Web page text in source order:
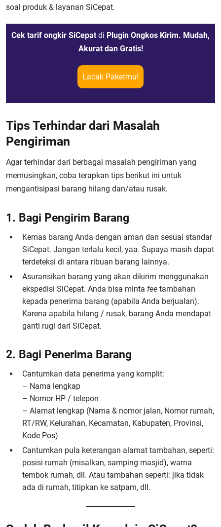
soal produk & layanan SiCepat.
Cek tarif ongkir SiCepat di Plugin Ongkos Kirim. Mudah,
Akurat dan Gratis!
Lacak Paketmu!
Tips Terhindar dari Masalah
Pengiriman
Agar terhindar dari berbagai masalah pengiriman yang
memusingkan, coba terapkan tips berikut ini untuk
mengantisipasi barang hilang dan/atau rusak.
1. Bagi Pengirim Barang
Kemas barang Anda dengan aman dan sesuai standar
SiCepat. Jangan terlalu kecil, yaa. Supaya masih dapat
terdeteksi di antara ribuan barang lainnya.
Asuransikan barang yang akan dikirim menggunakan
ekspedisi SiCepat. Anda bisa minta fee tambahan
kepada penerima barang (apabila Anda berjualan).
Karena apabila hilang / rusak, barang Anda mendapat
ganti rugi dari SiCepat.
2. Bagi Penerima Barang
Cantumkan data penerima yang komplit:
– Nama lengkap
– Nomor HP / telepon
– Alamat lengkap (Nama & nomor jalan, Nomor rumah,
RT/RW, Kelurahan, Kecamatan, Kabupaten, Provinsi,
Kode Pos)
Cantumkan pula keterangan alamat tambahan, seperti:
posisi rumah (misalkan, samping masjid), warna
tembok rumah, dll. Atau tambahan seperti: jika tidak
ada di rumah, titipkan ke satpam, dll.